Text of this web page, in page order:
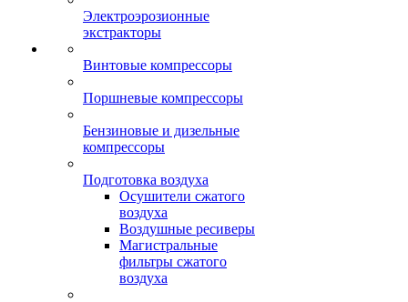
Электроэрозионные
экстракторы
Винтовые компрессоры
Поршневые компрессоры
Бензиновые и дизельные
компрессоры
Подготовка воздуха
Осушители сжатого
воздуха
Воздушные ресиверы
Магистральные
фильтры сжатого
воздуха